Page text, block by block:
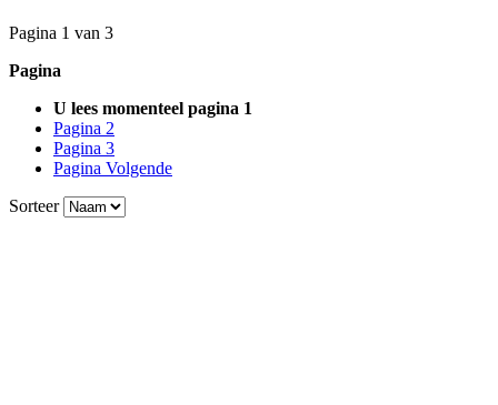
Pagina 1 van 3
Pagina
U lees momenteel pagina 1
Pagina 2
Pagina 3
Pagina Volgende
Sorteer